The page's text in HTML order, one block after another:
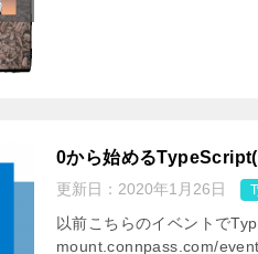
0から始める
更新日： 2020年1月26日
以前こちらのイベントで
mount.connpass.com/